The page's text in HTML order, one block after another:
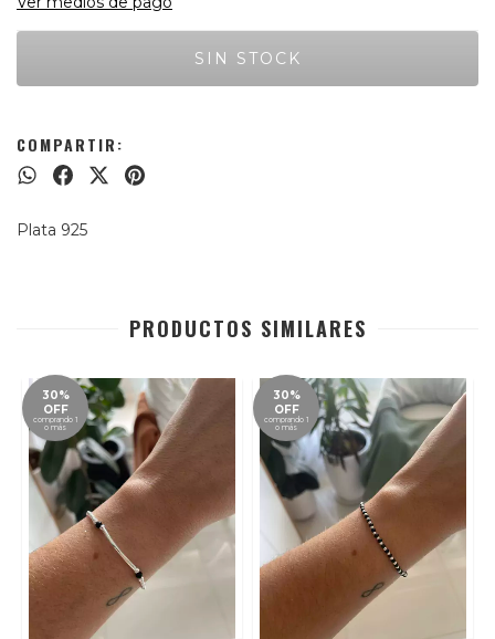
COMPARTIR:
Plata 925
PRODUCTOS SIMILARES
30%
OFF
comprando 1
o más
30%
OFF
comprando 1
o más